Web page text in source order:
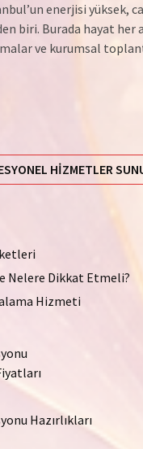
enerjisi yüksek,
biri. Burada hayat her
ve kurumsal
HIZMETLER
Nelere Dikkat Etmeli?
Hizmeti
Hazırlıkları